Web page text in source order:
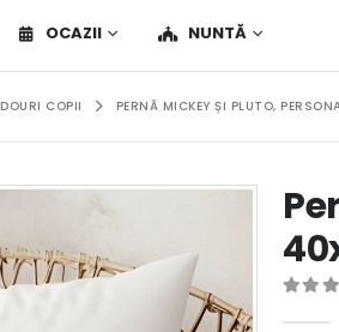
OCAZII NUNTĂ
COPII PERNĂ MICKEY ȘI PLUTO,